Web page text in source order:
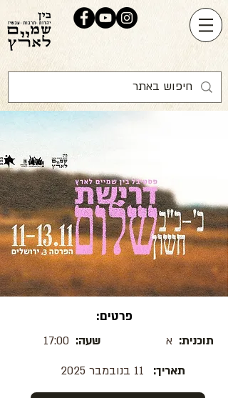
פרטים:
17:00 שעה: א תוכנית:
11 בנובמבר 2025
תאריך: